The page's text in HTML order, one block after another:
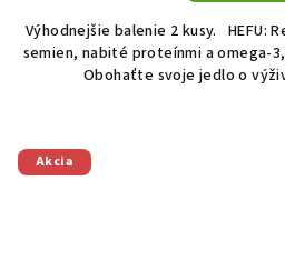
Výhodnejšie balenie 2 kusy. HEFU:
semien, nabité proteínmi a omega-
Obohaťte svoje jedlo o
Akcia